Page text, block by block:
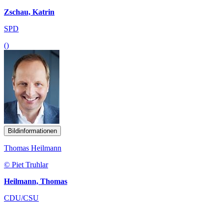
Zschau, Katrin
SPD
()
Bildinformationen
Thomas Heilmann
© Piet Truhlar
Heilmann, Thomas
CDU/CSU